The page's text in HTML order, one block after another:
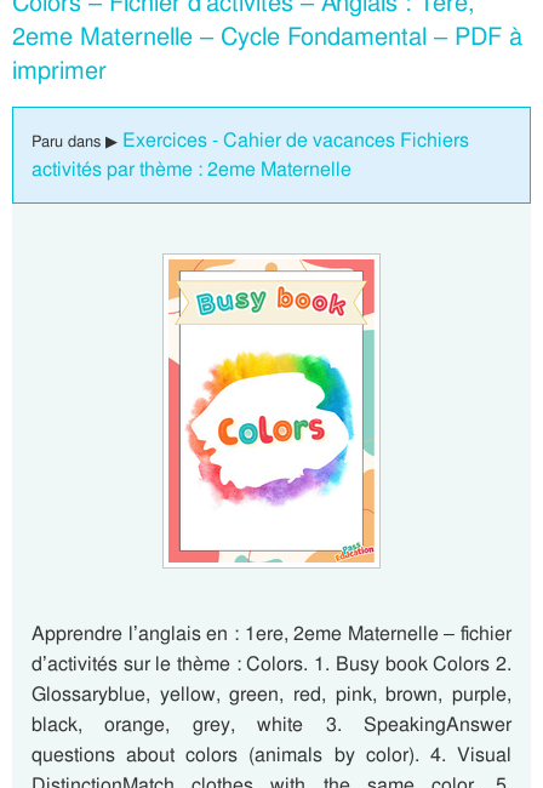
2eme Maternelle – Cycle Fondamental – PDF à
imprimer
Paru dans ▶ Exercices - Cahier de vacances Fichiers
activités par thème : 2eme Maternelle
Apprendre l’anglais en : 1ere, 2eme Maternelle – fichier
d’activités sur le thème : Colors. 1. Busy book Colors 2.
Glossaryblue, yellow, green, red, pink, brown, purple,
black, orange, grey, white 3. SpeakingAnswer
questions about colors (animals by color). 4. Visual